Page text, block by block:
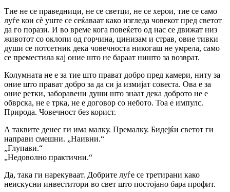
Тие не се праведници, не се светци, не се херои, тие се само
луѓе кои сè уште се сеќаваат како изгледа човекот пред светот
да го порази. И во време кога повеќето од нас се движат низ
животот со оклопи од горчина, цинизам и страв, овие тивки
души се потсетник дека човечноста никогаш не умрела, само
се преместила кај оние што не бараат ништо за возврат.
Колумната не е за тие што прават добро пред камери, ниту за
оние што прават добро за да си ја измијат совеста. Ова е за
оние ретки, заборавени души што знаат дека доброто не е
обврска, не е трка, не е договор со небото. Тоа е импулс.
Природа. Човечност без корист.
А таквите денес ги има малку. Премалку. Бидејќи светот ги
направи смешни. „Наивни.“
„Глупави.“
„Недоволно практични.“
Да, така ги нарекуваат. Добрите луѓе се третирани како
неискусни инвеститори во свет што постојано бара профит.